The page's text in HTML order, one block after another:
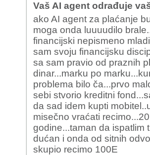
Vaš AI agent odrađuje
ako AI agent za plaćanje
moga onda luuuudilo
financijski nepismeno
sam svoju financijsku
sa sam pravio od praznih
dinar...marku po
problema bilo ča...prvo
sebi stvorio kreditni
da sad idem kupti
misečno vraćati
godine...taman da ispatlim
dućan i onda od sitnih
skupio recimo 100E